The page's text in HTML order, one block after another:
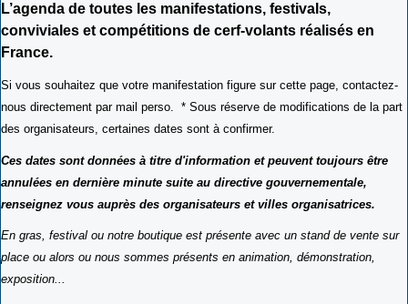
L’agenda de toutes les manifestations, festivals,
conviviales et compétitions de cerf-volants réalisés en
France.
Si vous souhaitez que votre manifestation figure sur cette page, contactez-
nous directement par mail perso. * Sous réserve de modifications de la part
des organisateurs, certaines dates sont à confirmer.
Ces dates sont données à titre d'information et peuvent toujours être
annulées en dernière minute suite au directive gouvernementale,
renseignez vous auprès des organisateurs et villes organisatrices.
En gras, festival ou notre boutique est présente avec un stand de vente sur
place ou alors ou nous sommes présents en animation, démonstration,
exposition...